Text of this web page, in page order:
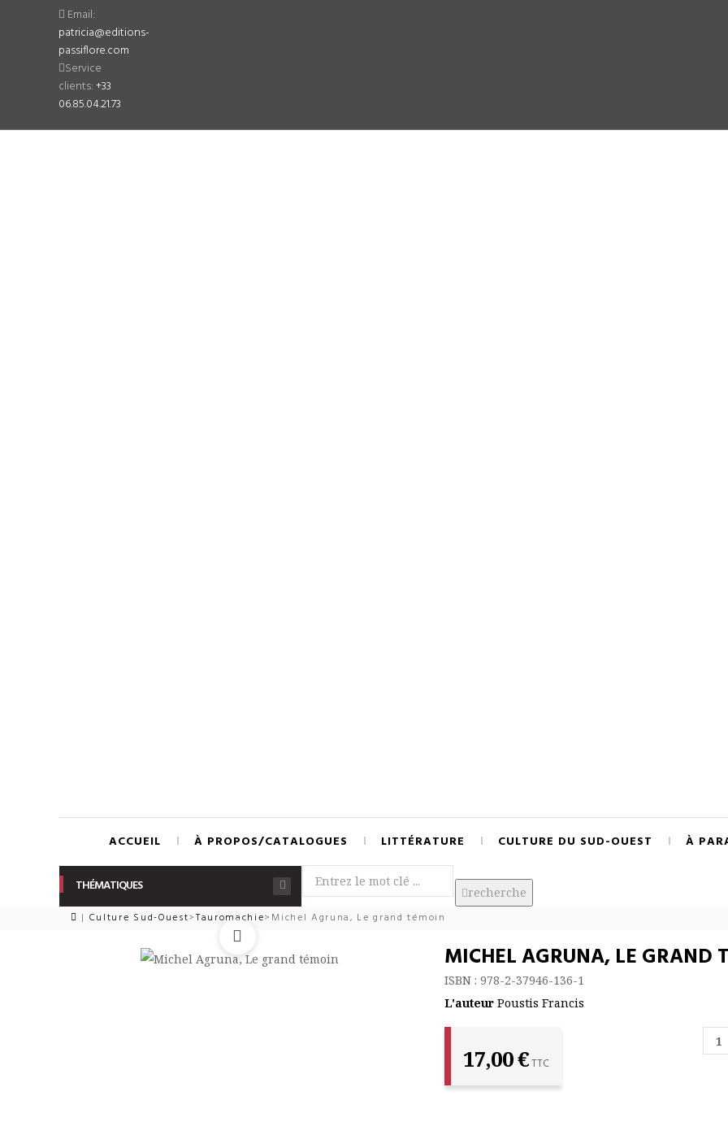
Email:
patricia@editions-
passiflore.com
Service
clients:+33
06.85.04.21.73
ACCUEIL À PROPOS/CATALOGUES LITTÉRATURE CULTURE DU SUD-OUEST À
THÉMATIQUES recherche
| Culture Sud-Ouest>Tauromachie> Michel Agruna, Le grand témoin
MICHEL AGRUNA, LE GRAND
ISBN : 978-2-37946-136-1
L'auteur Poustis Francis
17,00 €TTC